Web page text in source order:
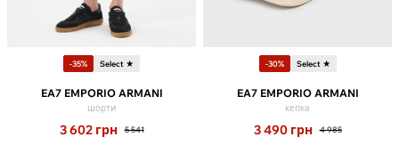
-35% Select ★
EA7 EMPORIO ARMANI
шорти
3 602 грн 5 541
-30% Select ★
EA7 EMPORIO ARMANI
кепка
3 490 грн 4 985